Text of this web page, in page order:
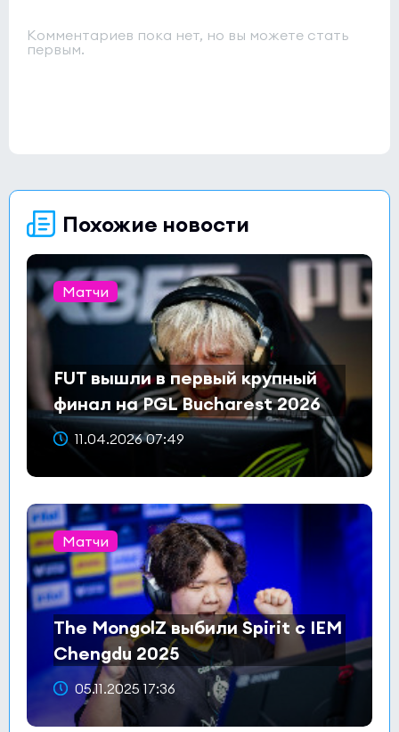
Комментариев пока нет, но вы можете стать
первым.
Похожие новости
Матчи
FUT вышли в первый крупный
финал на PGL Bucharest 2026
11.04.2026 07:49
Матчи
The MongolZ выбили Spirit с IEM
Chengdu 2025
05.11.2025 17:36